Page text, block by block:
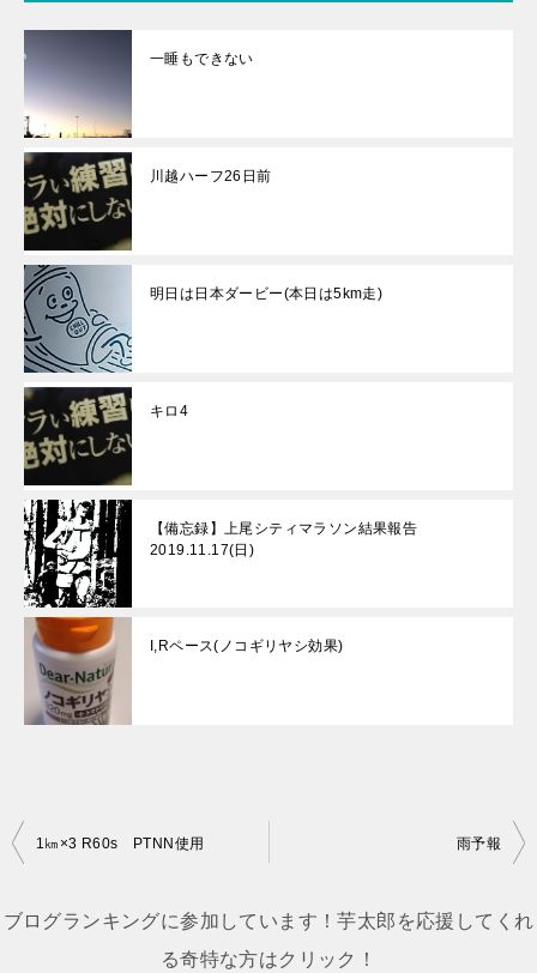
一睡もできない
川越ハーフ26日前
明日は日本ダービー(本日は5km走)
キロ4
【備忘録】上尾シティマラソン結果報告
2019.11.17(日)
I,Rペース(ノコギリヤシ効果)
投
ナ
1㎞×3 R60s PTNN使用 雨予報
ブログランキングに参加しています！芋太郎を応援してくれ
る奇特な方はクリック！